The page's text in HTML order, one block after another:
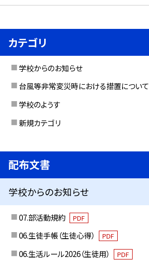
カテゴリ
学校からのお知らせ
台風等非常変災時における措置について
学校のようす
新規カテゴリ
配布文書
学校からのお知らせ
07.部活動規約 PDF
06.生徒手帳（生徒心得） PDF
06.生活ルール2026（生徒用） PDF